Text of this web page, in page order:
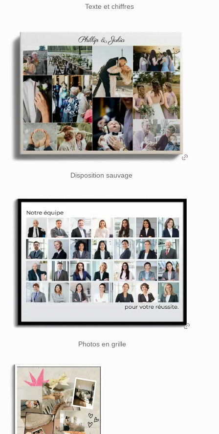
Texte et chiffres
Disposition sauvage
Photos en grille